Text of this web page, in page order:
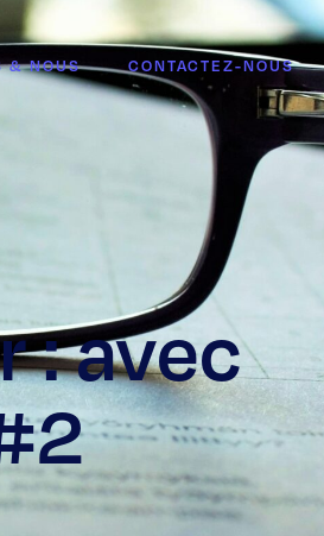
& NOUS CONTACTEZ-NOUS
: avec